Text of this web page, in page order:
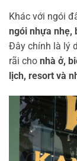
Khác với ngói
ngói nhựa nhẹ,
Đây chính là lý
rãi cho nhà ở,
lịch, resort và